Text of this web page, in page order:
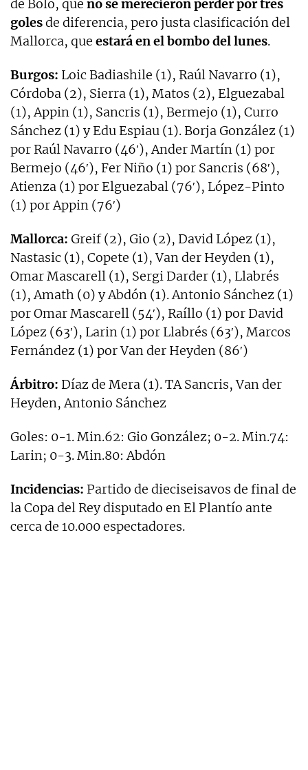
de Bolo, que no se merecieron perder por tres
golesde diferencia, pero justa clasificación del
Mallorca, que estará en el bombo del lunes.
Burgos: Loic Badiashile (1), Raúl Navarro (1),
Córdoba (2), Sierra (1), Matos (2), Elguezabal
(1), Appin (1), Sancris (1), Bermejo (1), Curro
Sánchez (1) y Edu Espiau (1). Borja González (1)
por Raúl Navarro (46′), Ander Martín (1) por
Bermejo (46′), Fer Niño (1) por Sancris (68′),
Atienza (1) por Elguezabal (76′), López-Pinto
(1) por Appin (76′)
Mallorca: Greif (2), Gio (2), David López (1),
Nastasic (1), Copete (1), Van der Heyden (1),
Omar Mascarell (1), Sergi Darder (1), Llabrés
(1), Amath (0) y Abdón (1). Antonio Sánchez (1)
por Omar Mascarell (54′), Raíllo (1) por David
López (63′), Larin (1) por Llabrés (63′), Marcos
Fernández (1) por Van der Heyden (86′)
Árbitro: Díaz de Mera (1). TA Sancris, Van der
Heyden, Antonio Sánchez
Goles: 0-1. Min.62: Gio González; 0-2. Min.74:
Larin; 0-3. Min.80: Abdón
Incidencias: Partido de dieciseisavos de final de
la Copa del Rey disputado en El Plantío ante
cerca de 10.000 espectadores.